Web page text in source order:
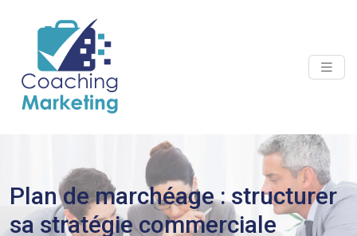
Plan de marchéage : structurer
sa stratégie commerciale